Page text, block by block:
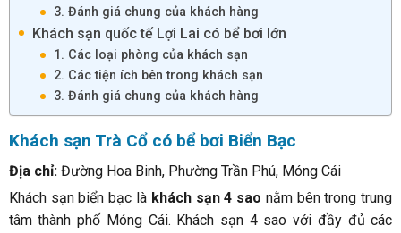
3. Đánh giá chung của khách hàng
Khách sạn quốc tế Lợi Lai có bể bơi lớn
1. Các loại phòng của khách sạn
2. Các tiện ích bên trong khách sạn
3. Đánh giá chung của khách hàng
Khách sạn Trà Cổ có bể bơi Biển Bạc
Địa chỉ: Đường Hoa Binh, Phường Trần Phú, Móng Cái
Khách sạn biển bạc là khách sạn 4 sao nằm bên trong trung
tâm thành phố Móng Cái. Khách sạn 4 sao với đầy đủ các